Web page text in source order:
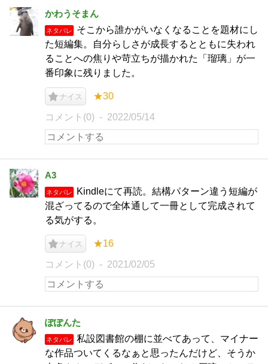
かわうそまん
ネタバレ
そこから誰かがいなくなることを題材にし
た短編集。自分らしさが成長するとともに失われ
ることへの焦りや苛立ちが描かれた「瑠璃」が一
番印象に残りました。
ナイス ★30
コメント(0) 2022/05/14
A3
ネタバレ
Kindleにて再読。結構パターン違う短編が
混ざってるので全体通して一冊として完成されて
る気がする。
ナイス ★16
コメント(0) 2021/02/05
ぽぽんた
ネタバレ
私設図書館の棚に並べてあって、マイナー
な作品ついてくるなぁと思ったんだけど、そうか